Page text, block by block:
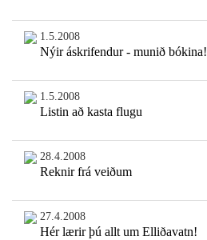
1.5.2008
Nýir áskrifendur - munið bókina!
1.5.2008
Listin að kasta flugu
28.4.2008
Reknir frá veiðum
27.4.2008
Hér lærir þú allt um Elliðavatn!